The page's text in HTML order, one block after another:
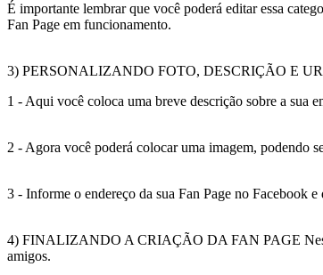
É importante lembrar que você poderá editar essa
Fan Page em funcionamento.
3) PERSONALIZANDO FOTO, DESCRIÇÃO E
1 - Aqui você coloca uma breve descrição sobre a sua
2 - Agora você poderá colocar uma imagem, podendo
3 - Informe o endereço da sua Fan Page no Facebook
4) FINALIZANDO A CRIAÇÃO DA FAN PAGE Nesta
amigos.